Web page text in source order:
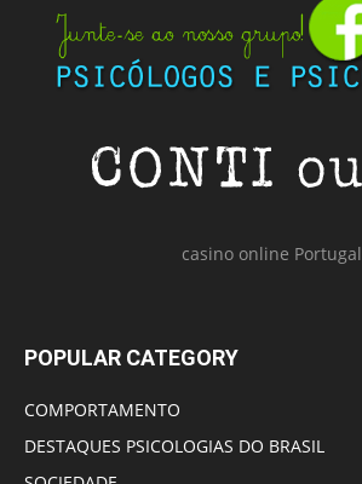
casino online Portugal
POPULAR CATEGORY
COMPORTAMENTO
DESTAQUES PSICOLOGIAS DO BRASIL